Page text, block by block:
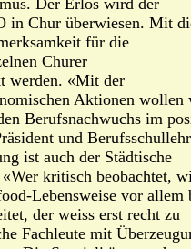
Der Erlös wird der
in Chur überwiesen. Mit
für die
Churer
werden. «Mit der
Aktionen wollen
Berufsnachwuchs im
und
ist auch der Städtische
kritisch beobachtet,
Lebensweise vor allem
der weiss erst recht zu
Fachleute mit